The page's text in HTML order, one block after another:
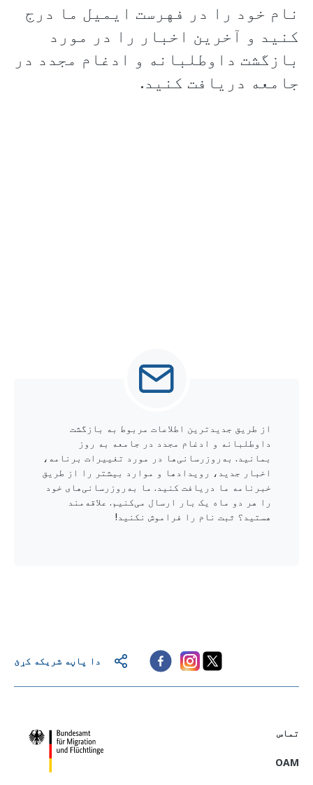
نام خود را در فهرست ایمیل ما درج
کنید و آخرین اخبار را در مورد
بازگشت داوطلبانه و ادغام مجدد در
جامعه دریافت کنید.
از طریق جدیدترین اطلاعات مربوط به بازگشت
داوطلبانه و ادغام مجدد در جامعه به روز
بمانید. به‌روزرسانی‌ها در مورد تغییرات برنامه،
اخبار جدید، رویدادها و موارد بیشتر را از طریق
خبرنامه ما دریافت کنید. ما به‌روزرسانی‌های خود
را هر دو ماه یک بار ارسال می‌کنیم. علاقه‌مند
هستید؟ ثبت نام را فراموش نکنید!
دا پاڼه شریکه کړئ
تماس
OAM